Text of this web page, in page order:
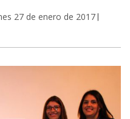
27 de enero de 2017